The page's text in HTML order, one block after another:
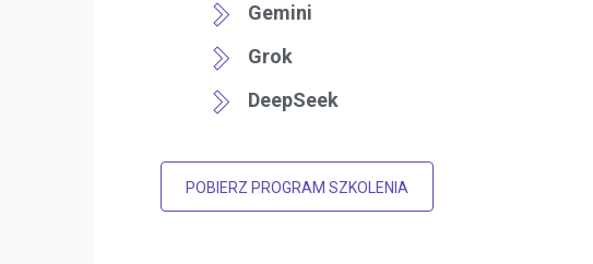
Gemini
Grok
DeepSeek
POBIERZ PROGRAM SZKOLENIA